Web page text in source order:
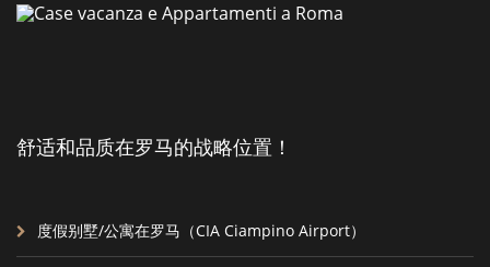
舒适和品质在罗马的战略位置！
度假别墅/公寓在罗马（CIA Ciampino Airport）